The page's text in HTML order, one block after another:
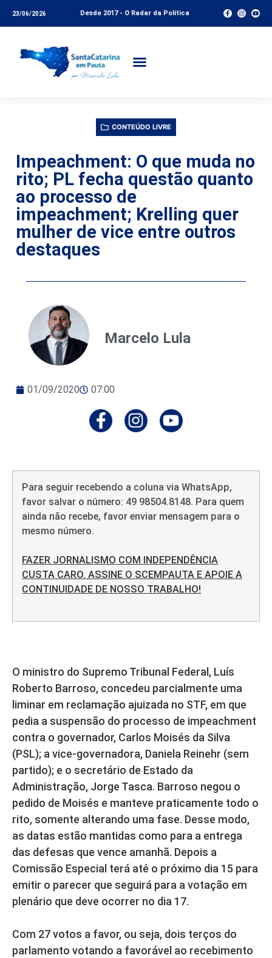
23/06/2026 Desde 2017 - O Radar da Política
CONTEÚDO LIVRE
Impeachment: O que muda no
rito; PL fecha questão quanto
ao processo de
impeachment; Krelling quer
mulher de vice entre outros
destaques
Marcelo Lula
01/09/2020 07:00
Para seguir recebendo a coluna via WhatsApp,
favor salvar o número: 49 98504.8148. Para quem
ainda não recebe, favor enviar mensagem para o
mesmo número.
FAZER JORNALISMO COM INDEPENDÊNCIA
CUSTA CARO. ASSINE O SCEMPAUTA E APOIE A
CONTINUIDADE DE NOSSO TRABALHO!
O ministro do Supremo Tribunal Federal, Luís
Roberto Barroso, concedeu parcialmente uma
liminar em reclamação ajuizada no STF, em que
pedia a suspensão do processo de impeachment
contra o governador, Carlos Moisés da Silva
(PSL); a vice-governadora, Daniela Reinehr (sem
partido); e o secretário de Estado da
Administração, Jorge Tasca. Barroso negou o
pedido de Moisés e manteve praticamente todo o
rito, somente alterando uma fase. Desse modo,
as datas estão mantidas como para a entrega
das defesas que vence amanhã. Depois a
Comissão Especial terá até o próximo dia 15 para
emitir o parecer que seguirá para a votação em
plenário que deve ocorrer no dia 17.
Com 27 votos a favor, ou seja, dois terços do
parlamento votando a favorável ao recebimento